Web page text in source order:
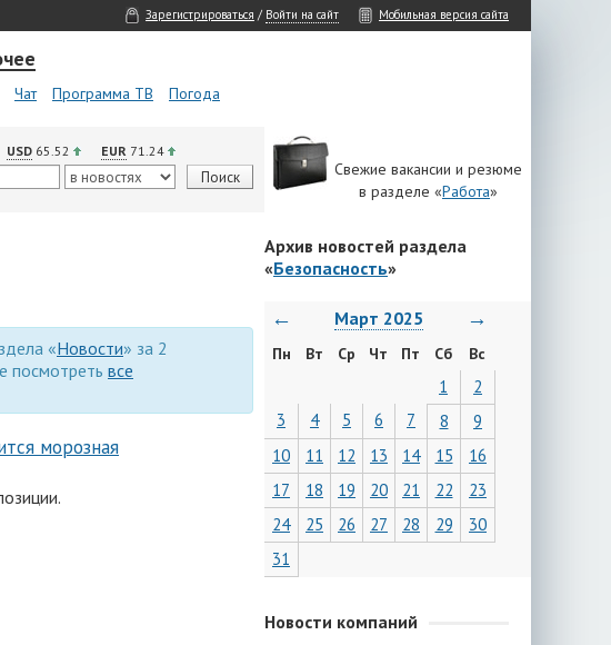
Зарегистрироваться / Войти на сайт Мобильная версия сайта
Чат Программа ТВ Погода
USD 65.52 EUR 71.24
Свежие вакансии и резюме
в разделе «Работа»
«Новости» за 2
посмотреть все
морозная
Архив новостей раздела
«Безопасность»
← Март 2025 →
Пн Вт Ср Чт Пт Сб Вс
1
2
3
4 5 6 7 8
9
10
11 12 13 14 15
16
17
18 19 20 21 22
23
24
25 26 27 28 29
30
31
Новости компаний